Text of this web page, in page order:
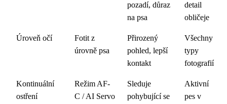
pozadí, důraz
na psa
detail
obličeje
Úroveň očí
Fotit z
úrovně psa
Přirozený
pohled, lepší
kontakt
Všechny
typy
fotografií
Kontinuální
ostření
Režim AF-
C / AI Servo
Sleduje
pohybující se
Aktivní
pes v